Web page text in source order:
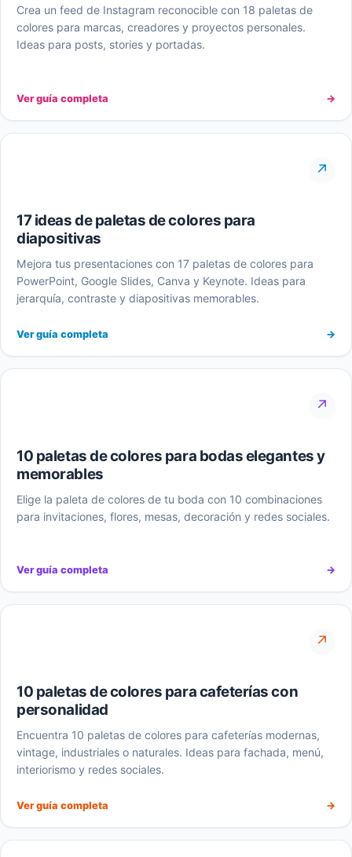
Crea un feed de Instagram reconocible con 18 paletas de
colores para marcas, creadores y proyectos personales.
Ideas para posts, stories y portadas.
Ver guía completa →
↗
17 ideas de paletas de colores para
diapositivas
Mejora tus presentaciones con 17 paletas de colores para
PowerPoint, Google Slides, Canva y Keynote. Ideas para
jerarquía, contraste y diapositivas memorables.
Ver guía completa →
↗
10 paletas de colores para bodas elegantes y
memorables
Elige la paleta de colores de tu boda con 10 combinaciones
para invitaciones, flores, mesas, decoración y redes sociales.
Ver guía completa →
↗
10 paletas de colores para cafeterías con
personalidad
Encuentra 10 paletas de colores para cafeterías modernas,
vintage, industriales o naturales. Ideas para fachada, menú,
interiorismo y redes sociales.
Ver guía completa →